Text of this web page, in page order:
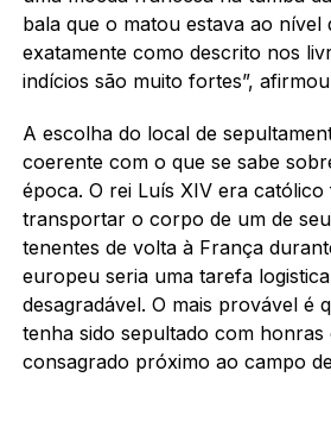
bala que o matou estava ao nível
exatamente como descrito nos
indícios são muito fortes”,
A escolha do local de
coerente com o que se sabe
época. O rei Luís XIV era
transportar o corpo de um de
tenentes de volta à França
europeu seria uma tarefa
desagradável. O mais provável é
tenha sido sepultado com honras
consagrado próximo ao campo